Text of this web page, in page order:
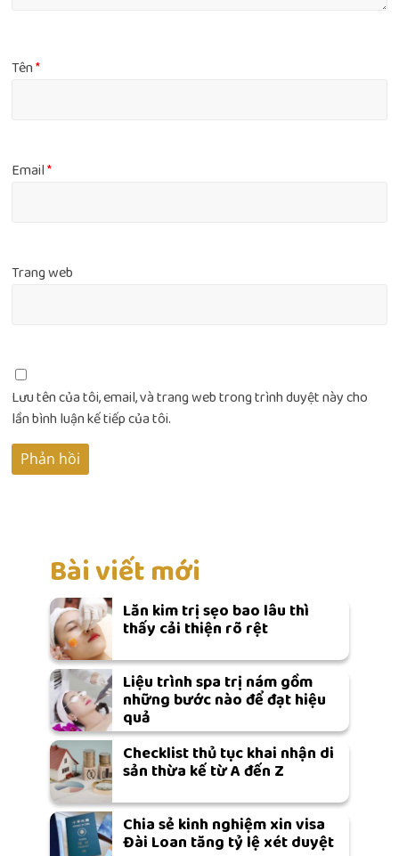
Tên*
Email*
Trang web
Lưu tên của tôi, email, và trang web trong trình duyệt này cho
lần bình luận kế tiếp của tôi.
Bài viết mới
Lăn kim trị sẹo bao lâu thì
thấy cải thiện rõ rệt
Liệu trình spa trị nám gồm
những bước nào để đạt hiệu
quả
Checklist thủ tục khai nhận di
sản thừa kế từ A đến Z
Chia sẻ kinh nghiệm xin visa
Đài Loan tăng tỷ lệ xét duyệt